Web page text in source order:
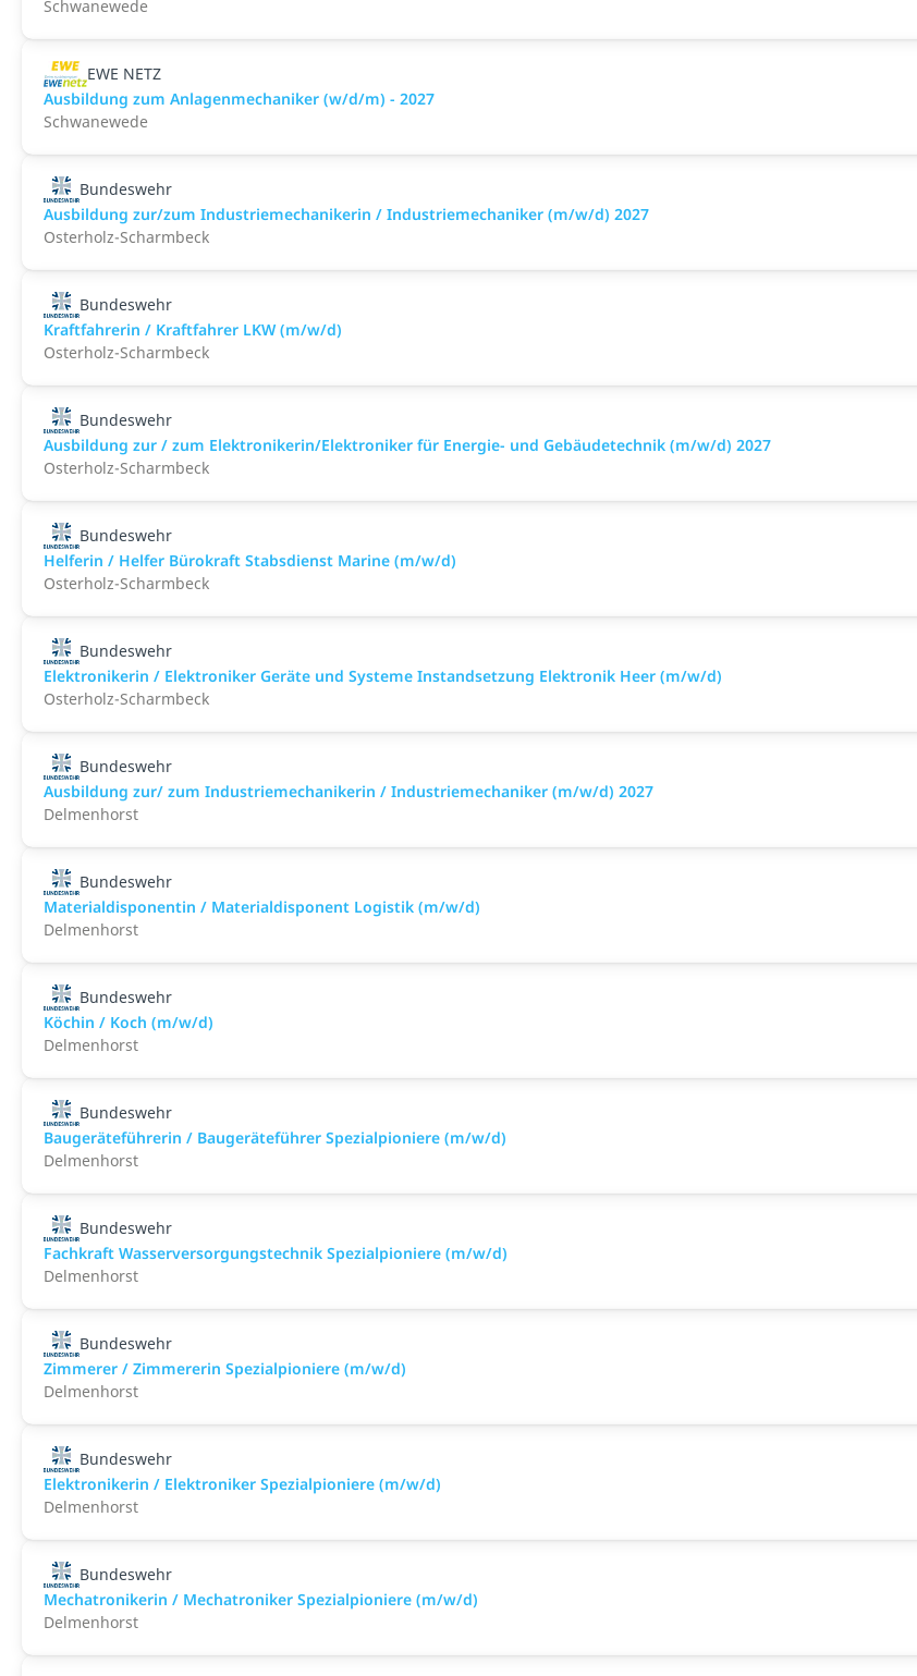
Schwanewede
EWE NETZ
Ausbildung zum Anlagenmechaniker (w/d/m) - 2027
Schwanewede
Bundeswehr
Ausbildung zur/zum Industriemechanikerin / Industriemechaniker (m/w/d) 2027
Osterholz-Scharmbeck
Bundeswehr
Kraftfahrerin / Kraftfahrer LKW (m/w/d)
Osterholz-Scharmbeck
Bundeswehr
Ausbildung zur / zum Elektronikerin/Elektroniker für Energie- und Gebäudetechnik (m/w/d) 2027
Osterholz-Scharmbeck
Bundeswehr
Helferin / Helfer Bürokraft Stabsdienst Marine (m/w/d)
Osterholz-Scharmbeck
Bundeswehr
Elektronikerin / Elektroniker Geräte und Systeme Instandsetzung Elektronik Heer (m/w/d)
Osterholz-Scharmbeck
Bundeswehr
Ausbildung zur/ zum Industriemechanikerin / Industriemechaniker (m/w/d) 2027
Delmenhorst
Bundeswehr
Materialdisponentin / Materialdisponent Logistik (m/w/d)
Delmenhorst
Bundeswehr
Köchin / Koch (m/w/d)
Delmenhorst
Bundeswehr
Baugeräteführerin / Baugeräteführer Spezialpioniere (m/w/d)
Delmenhorst
Bundeswehr
Fachkraft Wasserversorgungstechnik Spezialpioniere (m/w/d)
Delmenhorst
Bundeswehr
Zimmerer / Zimmererin Spezialpioniere (m/w/d)
Delmenhorst
Bundeswehr
Elektronikerin / Elektroniker Spezialpioniere (m/w/d)
Delmenhorst
Bundeswehr
Mechatronikerin / Mechatroniker Spezialpioniere (m/w/d)
Delmenhorst